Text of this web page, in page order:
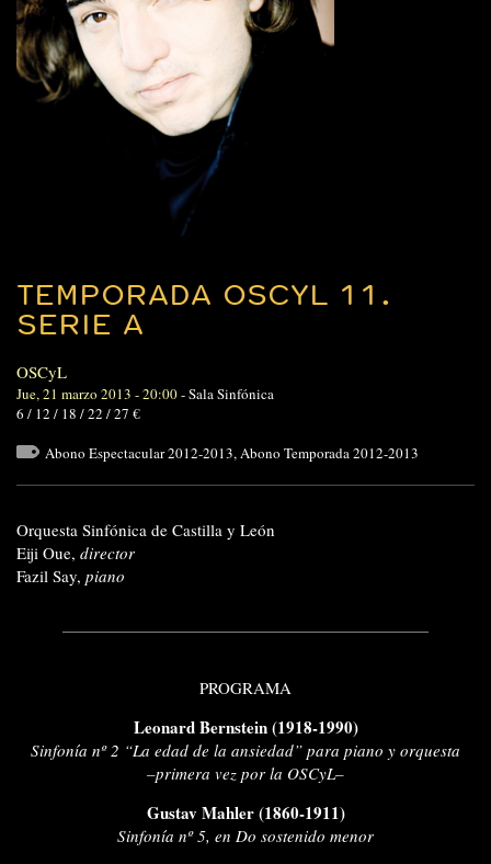
TEMPORADA OSCYL 11.
SERIE A
OSCyL
Jue, 21 marzo 2013 - 20:00-Sala Sinfónica
6 / 12 / 18 / 22 / 27 €
Abono Espectacular 2012-2013,Abono Temporada 2012-2013
Orquesta Sinfónica de Castilla y León
Eiji Oue, director
Fazil Say, piano
PROGRAMA
Leonard Bernstein (1918-1990)
Sinfonía nº 2 “La edad de la ansiedad” para piano y orquesta
–primera vez por la OSCyL–
Gustav Mahler (1860-1911)
Sinfonía nº 5, en Do sostenido menor